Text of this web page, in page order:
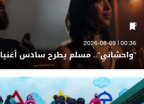
00:36 | 2026-08-09
"واحشاني".. مسلم يطرح سادس